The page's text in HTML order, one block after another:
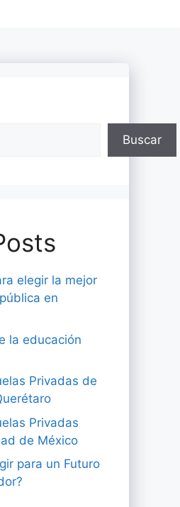
Buscar
elegir la mejor
en
la educación
Privadas de
Privadas
de México
para un Futuro